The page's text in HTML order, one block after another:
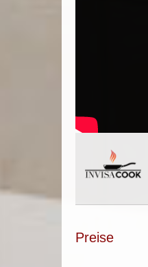
Preise